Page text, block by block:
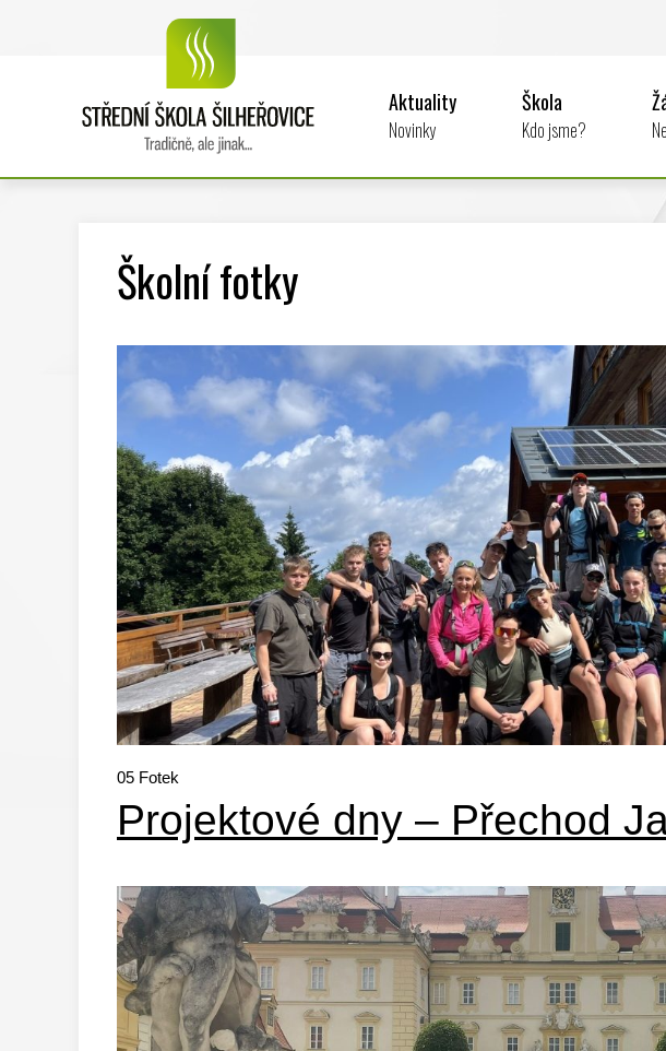
Aktuality
Novinky
Škola
Kdo jsme?
Školní fotky
05 Fotek
Projektové dny – Přechod